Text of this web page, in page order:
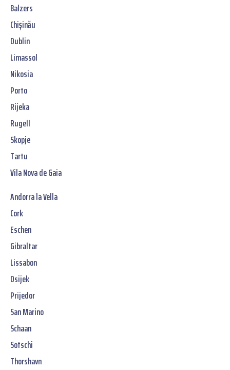
Balzers
Chișinău
Dublin
Limassol
Nikosia
Porto
Rijeka
Rugell
Skopje
Tartu
Vila Nova de Gaia
Andorra la Vella
Cork
Eschen
Gibraltar
Lissabon
Osijek
Prijedor
San Marino
Schaan
Sotschi
Thorshavn